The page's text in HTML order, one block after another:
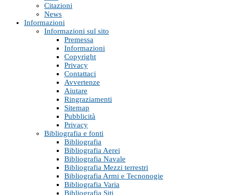
Citazioni
News
Informazioni
Informazioni sul sito
Premessa
Informazioni
Copyright
Privacy
Contattaci
Avvertenze
Aiutare
Ringraziamenti
Sitemap
Pubblicità
Privacy
Bibliografia e fonti
Bibliografia
Bibliografia Aerei
Bibliografia Navale
Bibliografia Mezzi terrestri
Bibliografia Armi e Tecnonogie
Bibliografia Varia
Bibliografia Siti